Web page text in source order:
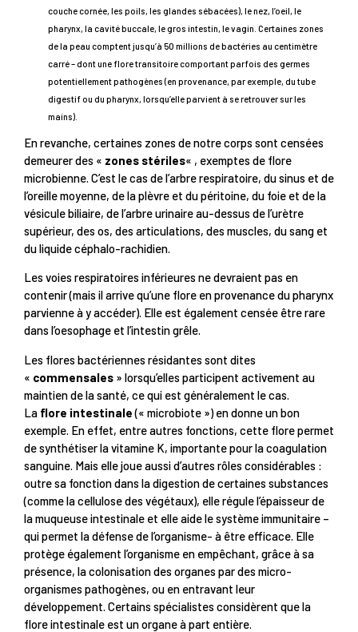
couche cornée, les poils, les glandes sébacées), le nez, l’oeil, le
pharynx, la cavité buccale, le gros intestin, le vagin. Certaines zones
de la peau comptent jusqu’à 50 millions de bactéries au centimètre
carré – dont une flore transitoire comportant parfois des germes
potentiellement pathogènes (en provenance, par exemple, du tube
digestif ou du pharynx, lorsqu’elle parvient à se retrouver sur les
mains).
En revanche, certaines zones de notre corps sont censées
demeurer des « zones stériles« , exemptes de flore
microbienne. C’est le cas de l’arbre respiratoire, du sinus et de
l’oreille moyenne, de la plèvre et du péritoine, du foie et de la
vésicule biliaire, de l’arbre urinaire au-dessus de l’urètre
supérieur, des os, des articulations, des muscles, du sang et
du liquide céphalo-rachidien.
Les voies respiratoires inférieures ne devraient pas en
contenir (mais il arrive qu’une flore en provenance du pharynx
parvienne à y accéder). Elle est également censée être rare
dans l’oesophage et l’intestin grêle.
Les flores bactériennes résidantes sont dites
« commensales » lorsqu’elles participent activement au
maintien de la santé, ce qui est généralement le cas.
La flore intestinale(« microbiote ») en donne un bon
exemple. En effet, entre autres fonctions, cette flore permet
de synthétiser la vitamine K, importante pour la coagulation
sanguine. Mais elle joue aussi d’autres rôles considérables :
outre sa fonction dans la digestion de certaines substances
(comme la cellulose des végétaux), elle régule l’épaisseur de
la muqueuse intestinale et elle aide le système immunitaire –
qui permet la défense de l’organisme- à être efficace. Elle
protège également l’organisme en empêchant, grâce à sa
présence, la colonisation des organes par des micro-
organismes pathogènes, ou en entravant leur
développement. Certains spécialistes considèrent que la
flore intestinale est un organe à part entière.